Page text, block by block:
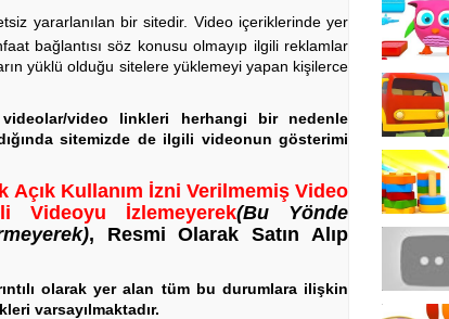
yararlanılan bir sitedir. Video içeriklerinde yer
bağlantısı söz konusu olmayıp ilgili reklamlar
yüklü olduğu sitelere yüklemeyi yapan kişilerce
videolar/video linkleri herhangi bir nedenle
sitemizde de ilgili videonun gösterimi
Açık Kullanım İzni Verilmemiş Video
Videoyu İzlemeyerek(Bu Yönde
, Resmi Olarak Satın Alıp
olarak yer alan tüm bu durumlara ilişkin
varsayılmaktadır.